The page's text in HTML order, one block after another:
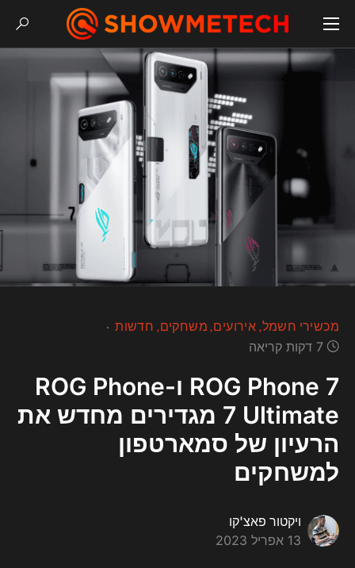
מכשירי חשמל אירועים משחקים חדשות
7 דקות קריאה
ROG Phone 7 ו-ROG Phone
7 Ultimate מגדירים מחדש את
הרעיון של סמארטפון
למשחקים
ויקטור פאצ'קו
13 אפריל 2023